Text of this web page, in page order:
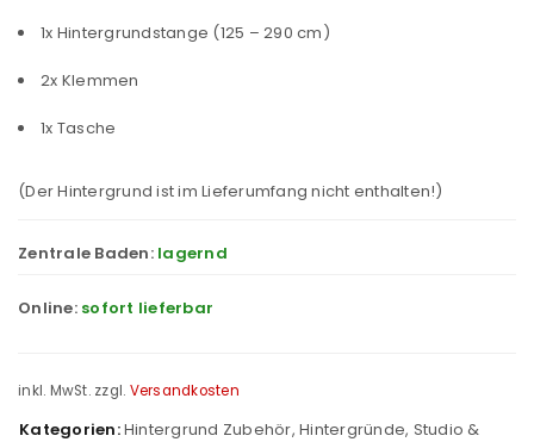
1x Hintergrundstange (125 – 290 cm)
2x Klemmen
1x Tasche
(Der Hintergrund ist im Lieferumfang nicht enthalten!)
Zentrale Baden: lagernd
Online: sofort lieferbar
inkl. MwSt. zzgl. Versandkosten
Kategorien:Hintergrund Zubehör, Hintergründe, Studio &